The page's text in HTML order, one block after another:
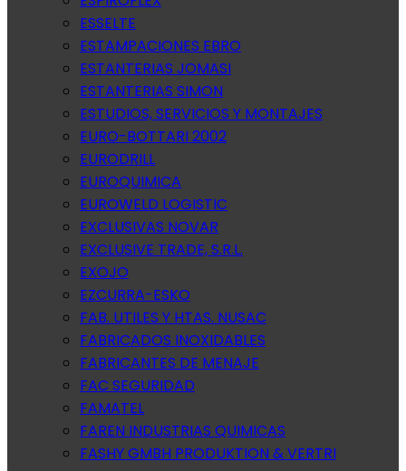
ESSELTE
ESTAMPACIONES EBRO
ESTANTERIAS JOMASI
ESTANTERIAS SIMON
ESTUDIOS, SERVICIOS Y MONTAJES
EURO-BOTTARI 2002
EURODRILL
EUROQUIMICA
EUROWELD LOGISTIC
EXCLUSIVAS NOVAR
EXCLUSIVE TRADE, S.R.L.
EXOJO
EZCURRA-ESKO
FAB. UTILES Y HTAS. NUSAC
FABRICADOS INOXIDABLES
FABRICANTES DE MENAJE
FAC SEGURIDAD
FAMATEL
FAREN INDUSTRIAS QUIMICAS
FASHY GMBH PRODUKTION & VERTRI